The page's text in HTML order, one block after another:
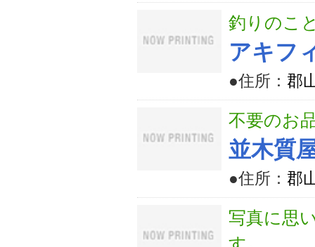
釣りのこ
アキフ
●住所： 郡
不要のお
並木質
●住所： 郡
写真に思